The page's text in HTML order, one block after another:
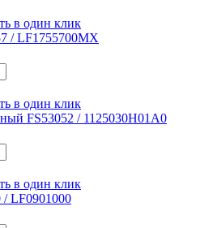
в один клик
/ LF1755700MX
в один клик
FS53052 / 1125030H01A0
в один клик
LF0901000